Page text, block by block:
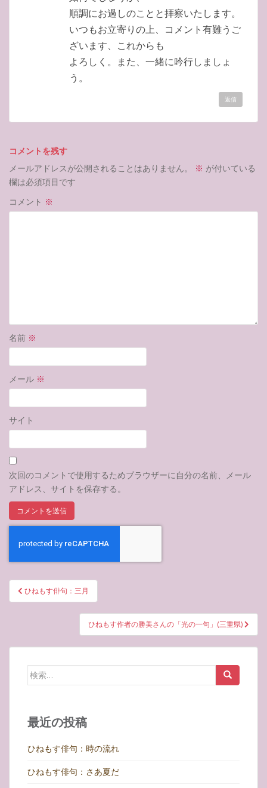
順調にお過しのことと拝察いたします。
いつもお立寄りの上、コメント有難うご
ざいます、これからも
よろしく。また、一緒に吟行しましょ
う。
返信
コメントを残す
メールアドレスが公開されることはありません。
※ が付いている
欄は必須項目です
コメント ※
名前 ※
メール ※
サイト
次回のコメントで使用するためブラウザーに自分の名前、メール
アドレス、サイトを保存する。
投
稿
ゲ
ひねもす俳句：三月
ひねもす作者の勝美さんの「光の一句」(三重県)
検
最近の投稿
ひねもす俳句：時の流れ
ひねもす俳句：さあ夏だ